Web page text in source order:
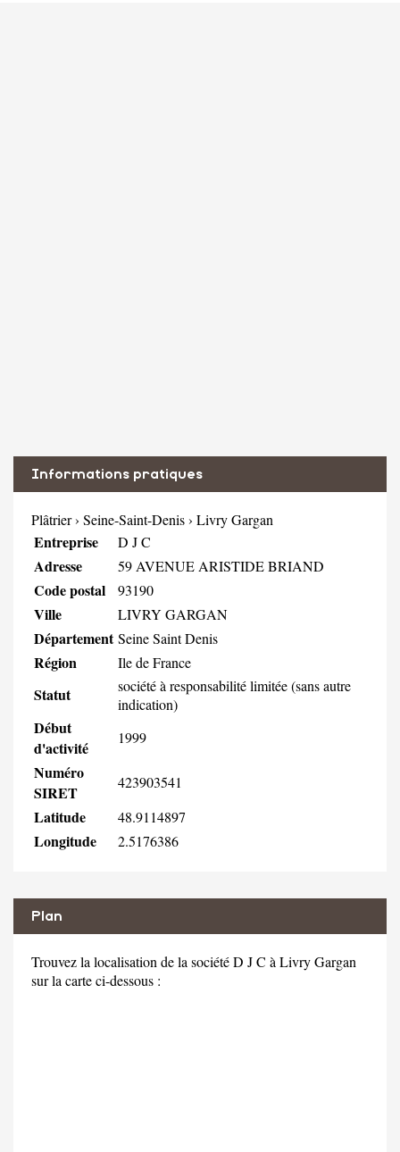
Informations pratiques
Plâtrier› Seine-Saint-Denis› Livry Gargan
Entreprise D J C
Adresse 59 AVENUE ARISTIDE BRIAND
Code postal 93190
Ville LIVRY GARGAN
Département Seine Saint Denis
Région Ile de France
Statut
société à responsabilité limitée (sans autre
indication)
Début
d'activité
1999
Numéro
SIRET
423903541
Latitude 48.9114897
Longitude 2.5176386
Plan
Trouvez la localisation de la société D J C à Livry Gargan
sur la carte ci-dessous :